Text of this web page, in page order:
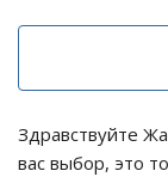
Здравствуйте
вас выбор, это